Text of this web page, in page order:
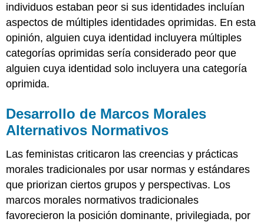
individuos estaban peor si sus identidades incluían
aspectos de múltiples identidades oprimidas. En esta
opinión, alguien cuya identidad incluyera múltiples
categorías oprimidas sería considerado peor que
alguien cuya identidad solo incluyera una categoría
oprimida.
Desarrollo de Marcos Morales
Alternativos Normativos
Las feministas criticaron las creencias y prácticas
morales tradicionales por usar normas y estándares
que priorizan ciertos grupos y perspectivas. Los
marcos morales normativos tradicionales
favorecieron la posición dominante, privilegiada, por